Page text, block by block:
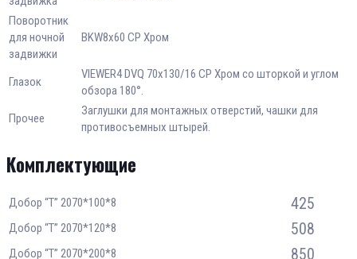
Поворотник
для ночной
задвижки
BKW8x60 CP Хром
Глазок
VIEWER4 DVQ 70х130/16 CP Хром со шторкой и углом
обзора 180°.
Прочее
Заглушки для монтажных отверстий, чашки для
противосъемных штырей.
Комплектующие
Добор “Т” 2070*100*8 425
Добор “Т” 2070*120*8 508
Добор “Т” 2070*200*8 850